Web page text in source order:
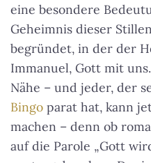
eine besondere
Geheimnis dieser
begründet, in der der
Immanuel, Gott mit
Nähe – und jeder, der
Bingo parat hat, kann
machen – denn ob
auf die Parole „Gott